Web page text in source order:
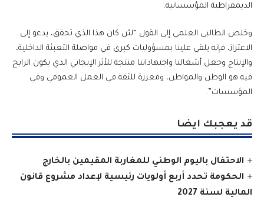
الديمقراطية المؤسساتية.
وخلص الطالبي العلمي إلى القول “لئن كان هذا الذي تحقق، يدعو إلى
الاعتزاز، فإنه يلقي علينا بمسؤوليات كبرى في مواصلة التعبئة الداخلية،
والإنتاج وجعل أشغالنا واجتهاداتنا منتجة للأثر الإيجابي الذي يكون الرابح
فيه هو الوطن والمواطن، ومعززة للثقة في العمل العمومي وفي
المؤسسات”.
قد يعجبك ايضا
الاحتفال باليوم الوطني للمغاربة المقيمين بالخارج
الحكومة تحدد أربع أولويات رئيسية لإعداد مشروع قانون
المالية لسنة 2027